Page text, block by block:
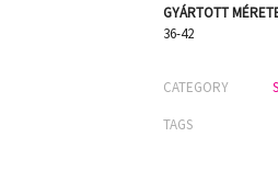
GYÁRTOTT
36-42
CATEGORY
TAGS